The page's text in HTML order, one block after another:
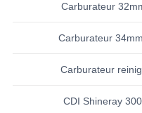
Carburateur
Carburateur
Carburateur
CDI Shineray